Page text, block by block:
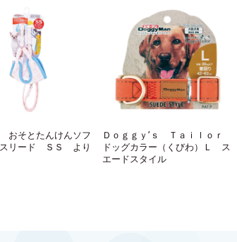
おそとたんけんソフ
スリード ＳＳ より
Ｄｏｇｇｙ’ｓ Ｔａｉｌｏｒ
ドッグカラー（くびわ）Ｌ ス
エードスタイル